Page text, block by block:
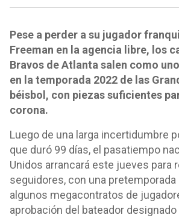
Pese a perder a su jugador
Freeman en la agencia libre, los
Bravos de Atlanta salen como
en la temporada 2022 de las
béisbol, con piezas suficientes
corona.
Luego de una larga incertidumbre
que duró 99 días, el pasatiempo
Unidos arrancará este jueves para
seguidores, con una pretemporada
algunos megacontratos de
aprobación del bateador designado